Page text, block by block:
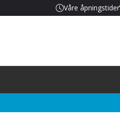
Våre åpningstider